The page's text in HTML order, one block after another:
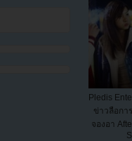
Pledis
ข่าวลือกา
จองอา